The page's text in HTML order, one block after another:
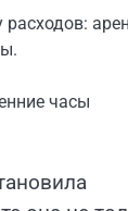
расходов:
часы